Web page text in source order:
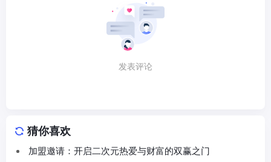
发表评论
猜你喜欢
加盟邀请：开启二次元热爱与财富的双赢之门